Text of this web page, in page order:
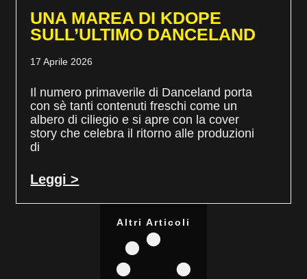
UNA MAREA DI KDOPE
SULL’ULTIMO DANCELAND
17 Aprile 2026
Il numero primaverile di Danceland porta
con sè tanti contenuti freschi come un
albero di ciliegio e si apre con la cover
story che celebra il ritorno alle produzioni
di
Leggi >
Altri Articoli